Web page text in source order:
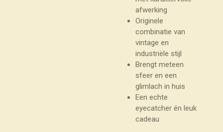
afwerking
Originele
combinatie van
vintage en
industriële stijl
Brengt meteen
sfeer en een
glimlach in huis
Een echte
eyecatcher én leuk
cadeau